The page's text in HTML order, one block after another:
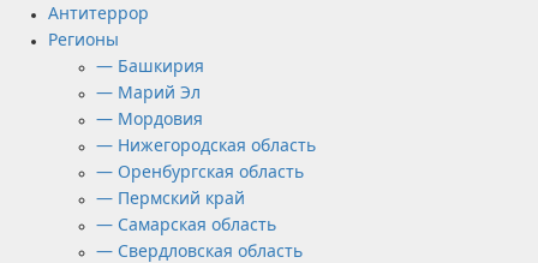
Антитеррор
Регионы
— Башкирия
— Марий Эл
— Мордовия
— Нижегородская область
— Оренбургская область
— Пермский край
— Самарская область
— Свердловская область